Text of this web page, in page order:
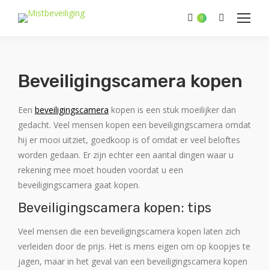
0 Zoeken:
Beveiligingscamera kopen
Een beveiligingscamera kopen is een stuk moeilijker dan
gedacht. Veel mensen kopen een beveiligingscamera omdat
hij er mooi uitziet, goedkoop is of omdat er veel beloftes
worden gedaan. Er zijn echter een aantal dingen waar u
rekening mee moet houden voordat u een
beveiligingscamera gaat kopen.
Beveiligingscamera kopen: tips
Veel mensen die een beveiligingscamera kopen laten zich
verleiden door de prijs. Het is mens eigen om op koopjes te
jagen, maar in het geval van een beveiligingscamera kopen